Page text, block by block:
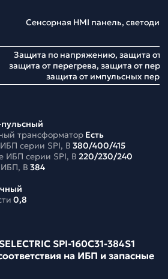
Сенсорная HMI панель,
Защита по напряжению, защита от
защита от перегрева, защита от
защита от импульсных
трансформатор Есть
серии SPI, В 380/400/415
ИБП серии SPI, В 220/230/240
В 384
0,8
SPI-160C31-384S1
на ИБП и запасные